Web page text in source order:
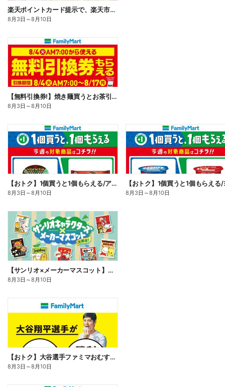
楽天ポイントカード提示で、楽天市場でのお買い物がおトクに!
8月3日 ～8月10日
【無料引換券!】焼き麺買うとお茶引換券貰える!
8月3日 ～8月10日
【おトク】1個買うと1個もらえる/アイス
8月3日 ～8月10日 8月3日 ～8月10日
【サンリオ×メーカーマスコット】オリジナルグッズ貰える!
8月3日 ～8月10日
【おトク】大谷選手ファミマおむすび割
8月3日 ～8月10日